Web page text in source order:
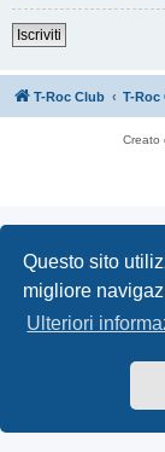
Questo sito
migliore
Ulteriori
Iscriviti
T-Roc Club T-Roc
Creato